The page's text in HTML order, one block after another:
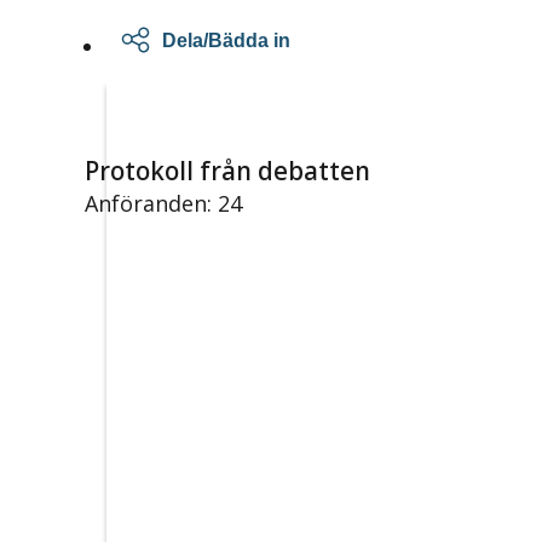
Dela/Bädda in
Protokoll från debatten
Anföranden: 24